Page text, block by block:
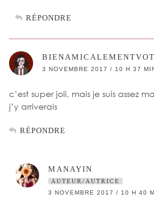
RÉPONDRE
3 NOVEMBRE 2017 / 10 H 37
c’est super joli, mais je suis assez
j’y arriverais
RÉPONDRE
MANAYIN
AUTEUR/AUTRICE
3 NOVEMBRE 2017 / 10 H 40